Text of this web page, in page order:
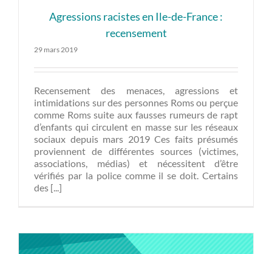
Agressions racistes en Ile-de-France :
recensement
29 mars 2019
Recensement des menaces, agressions et
intimidations sur des personnes Roms ou perçue
comme Roms suite aux fausses rumeurs de rapt
d’enfants qui circulent en masse sur les réseaux
sociaux depuis mars 2019 Ces faits présumés
proviennent de différentes sources (victimes,
associations, médias) et nécessitent d’être
vérifiés par la police comme il se doit. Certains
des [...]